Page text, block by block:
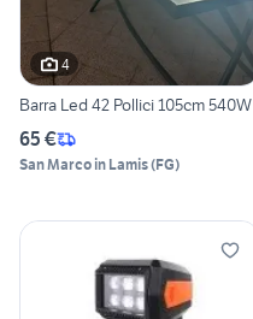
4
Barra Led 42 Pollici 105cm 540W
65 €
San Marco in Lamis(FG)